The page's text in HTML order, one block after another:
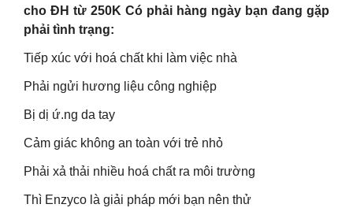
cho ĐH từ 250K Có phải hàng ngày bạn đang gặp
phải tình trạng:
Tiếp xúc với hoá chất khi làm việc nhà
Phải ngửi hương liệu công nghiệp
Bị dị ứ.ng da tay
Cảm giác không an toàn với trẻ nhỏ
Phải xả thải nhiều hoá chất ra môi trường
Thì Enzyco là giải pháp mới bạn nên thử